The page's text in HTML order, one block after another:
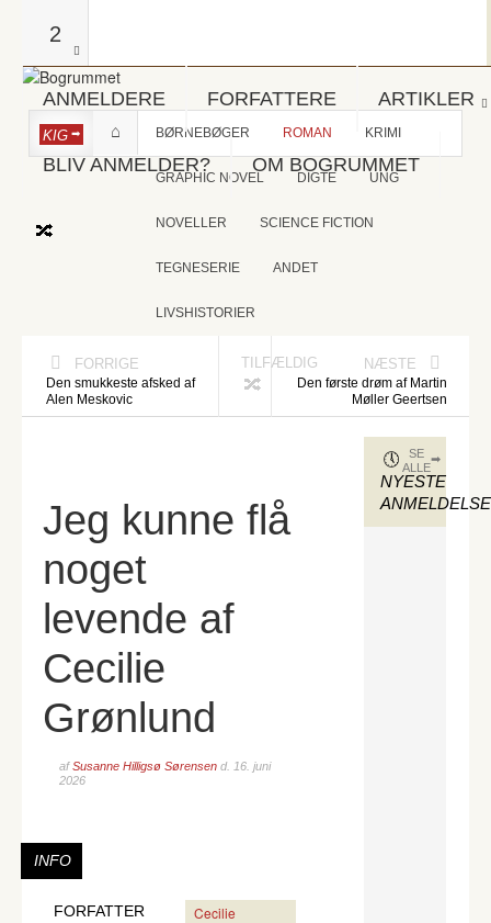
2
ANMELDERE FORFATTERE ARTIKLER
BLIV ANMELDER? OM BOGRUMMET
KIG BØRNEBØGER ROMAN KRIMI
GRAPHIC NOVEL DIGTE UNG
NOVELLER SCIENCE FICTION
TEGNESERIE ANDET
LIVSHISTORIER
FORRIGE
Den smukkeste afsked af
Alen Meskovic
TILFÆLDIG NÆSTE
Den første drøm af Martin
Møller Geertsen
Jeg kunne flå
noget
levende af
Cecilie
Grønlund
afSusanne Hilligsø Sørensen d. 16. juni
2026
INFO
FORFATTER
Cecilie
NYESTE
SE
ALLE